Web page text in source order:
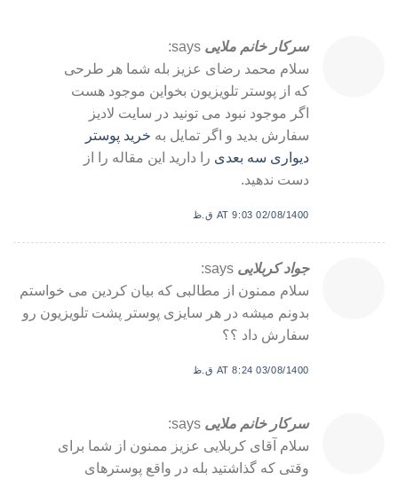
سرکار خانم ملایی says:
سلام محمد رضای عزیز بله شما هر طرحی
که از پوستر تلویزیون بخواین موجود هست
اگر موجود نبود می تونید در سایت لادیز
سفارش بدید و اگر تمایل به خرید پوستر
دیواری سه بعدی را دارید این مقاله را از
دست ندهید.
02/08/1400 AT 9:03 ق.ظ
جواد کربلایی says:
سلام ممنون از مطالبی که بیان کردین می خواستم
بدونم میشه در هر سایزی پوستر پشت تلویزیون رو
سفارش داد ؟؟
03/08/1400 AT 8:24 ق.ظ
سرکار خانم ملایی says:
سلام آقای کربلایی عزیز ممنون از شما برای
وقتی که گذاشتید بله در واقع پوسترهای